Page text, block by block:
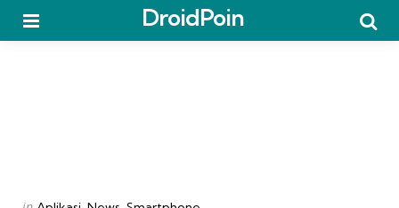
DroidPoin
Categories